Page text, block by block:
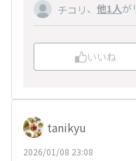
チコリ 、 他1人が
いいね
tanikyu
2026/01/08 23:08